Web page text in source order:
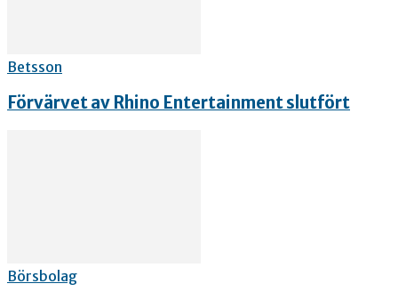
Betsson
Förvärvet av Rhino Entertainment slutfört
Börsbolag